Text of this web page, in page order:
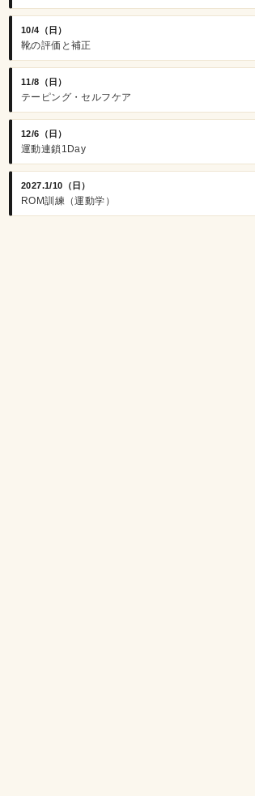
10/4（日）
靴の評価と補正
11/8（日）
テーピング・セルフケア
12/6（日）
運動連鎖1Day
2027.1/10（日）
ROM訓練（運動学）